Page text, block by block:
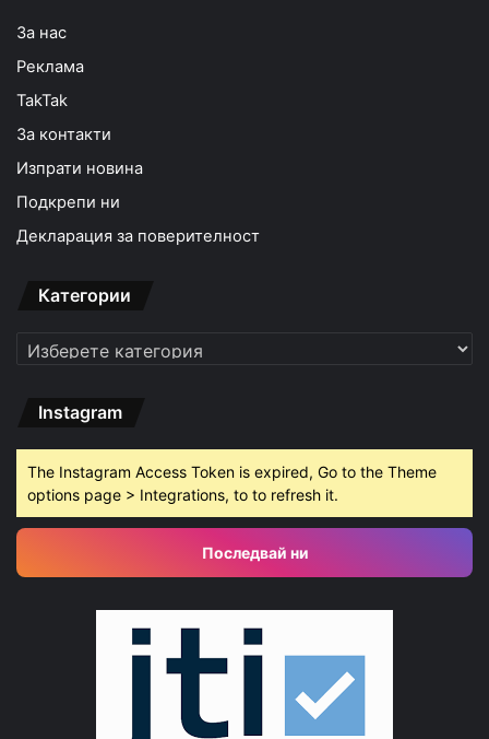
За нас
Реклама
TakTak
За контакти
Изпрати новина
Подкрепи ни
Декларация за поверителност
Категории
Категории
Instagram
The Instagram Access Token is expired, Go to the Theme
options page > Integrations, to to refresh it.
Последвай ни